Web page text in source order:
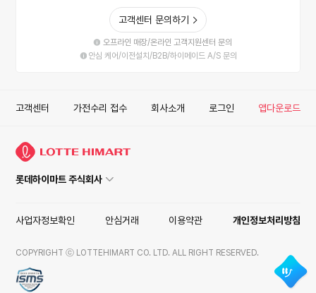
고객센터 문의하기
오프라인 매장/온라인 고객지원센터 문의
안심 케어/이전설치/B2B/하이메이드 A/S 문의
고객센터 가전수리 접수 회사소개 로그인 앱다운로드
롯데하이마트 주식회사
사업자정보확인 안심거래 이용약관 개인정보처리방침
COPYRIGHT ⓒ LOTTEHIMART CO. LTD. ALL RIGHT RESERVED.
ISMS